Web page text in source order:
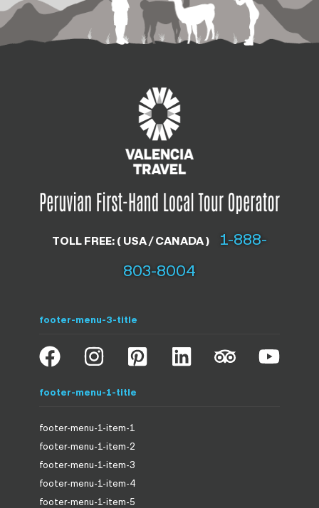
footer-menu-1-title
footer-menu-1-item-1
footer-menu-1-item-2
footer-menu-1-item-3
footer-menu-1-item-4
footer-menu-1-item-5
TOLL FREE: ( USA / CANADA )
1-888-
803-8004
footer-menu-3-title